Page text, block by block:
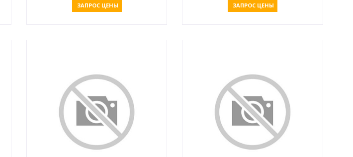
ЗАПРОС ЦЕНЫ
ЗАПРОС ЦЕНЫ